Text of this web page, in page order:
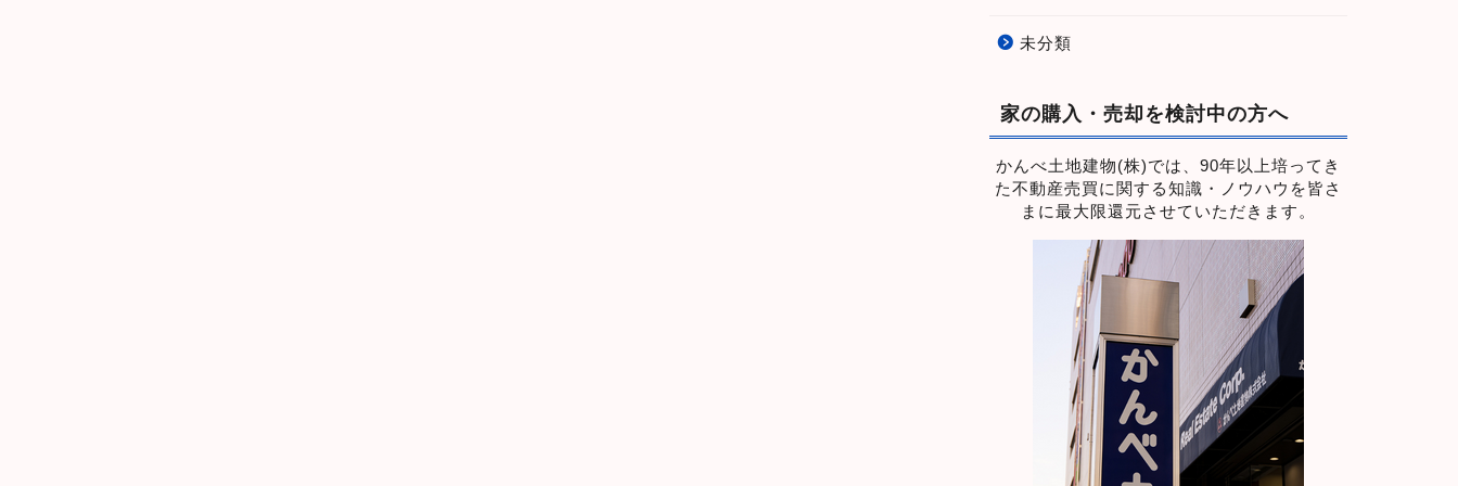
未分類
家の購入・売却を検討中の方へ
かんべ土地建物(株)では、90年以上培ってき
た不動産売買に関する知識・ノウハウを皆さ
まに最大限還元させていただきます。